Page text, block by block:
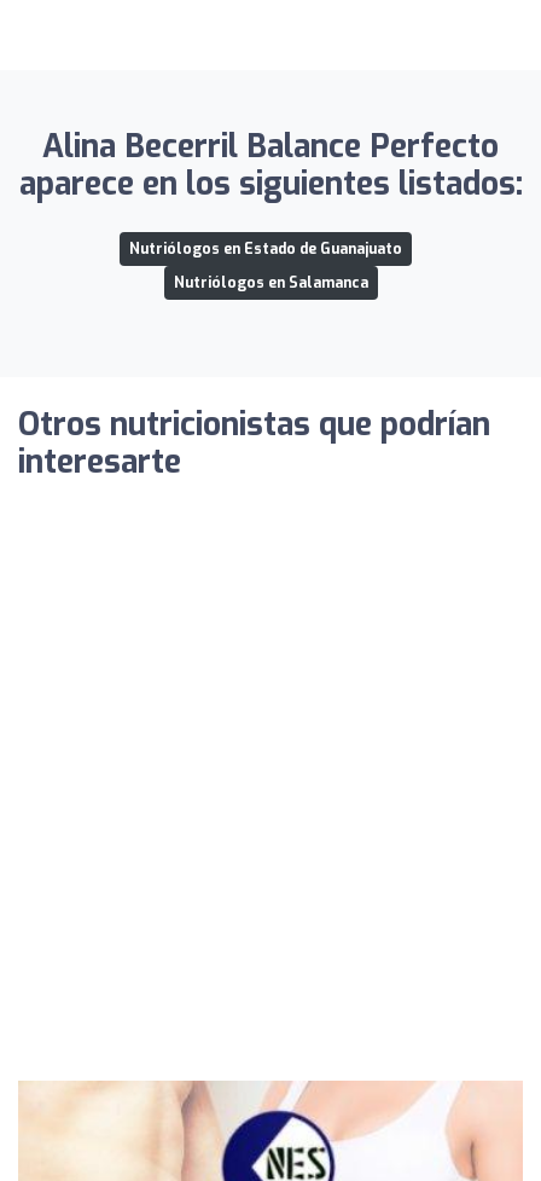
Alina Becerril Balance Perfecto
aparece en los siguientes listados:
Nutriólogos en Estado de Guanajuato
Nutriólogos en Salamanca
Otros nutricionistas que podrían
interesarte